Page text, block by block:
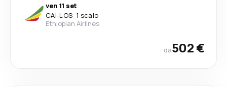
ven 11 set
CAI-LOS· 1 scalo
Ethiopian Airlines
da502 €